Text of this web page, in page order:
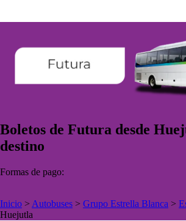
Boletos de Futura desde
destino
Formas de pago:
Inicio > Autobuses > Grupo Estrella Blanca >
Huejutla